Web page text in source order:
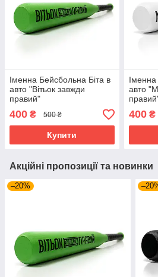
Іменна Бейсбольна Біта в
авто "Вітьок завжди
правий"
400 ₴ 500 ₴
Купити
авто
400₴
Акційні пропозиції та новинки
–20%